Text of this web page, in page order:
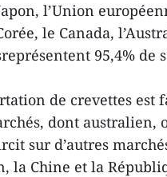
l’Union
le Canada,
95,4% de
de crevettes est
dont australien,
sur d’autres
la Chine et la